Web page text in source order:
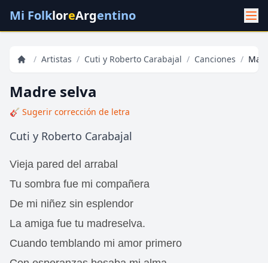
Mi FolkloreArgentino
/ Artistas / Cuti y Roberto Carabajal / Canciones /
Madre selva
🎸 Sugerir corrección de letra
Cuti y Roberto Carabajal
Vieja pared del arrabal
Tu sombra fue mi compañera
De mi niñez sin esplendor
La amiga fue tu madreselva.
Cuando temblando mi amor primero